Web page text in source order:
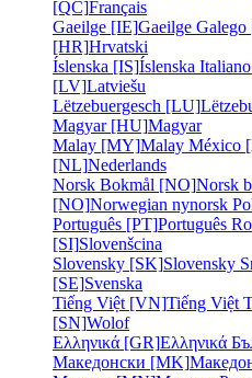
[QC]Français
Gaeilge [IE]Gaeilge Galego
[HR]Hrvatski
Íslenska [IS]Íslenska
[LV]Latviešu
Lëtzebuergesch [LU]
Magyar [HU]Magyar
Malay [MY]Malay México
[NL]Nederlands
Norsk Bokmål [NO]Norsk
[NO]Norwegian nynorsk
Português [PT]Português
[SI]Slovenšcina
Slovensky [SK]Slovensky
[SE]Svenska
Tiếng Việt [VN]Tiếng Việt
[SN]Wolof
Ελληνικά [GR]Ελληνικά
Македонски [MK]